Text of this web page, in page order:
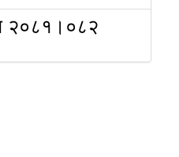
२०८१।०८२